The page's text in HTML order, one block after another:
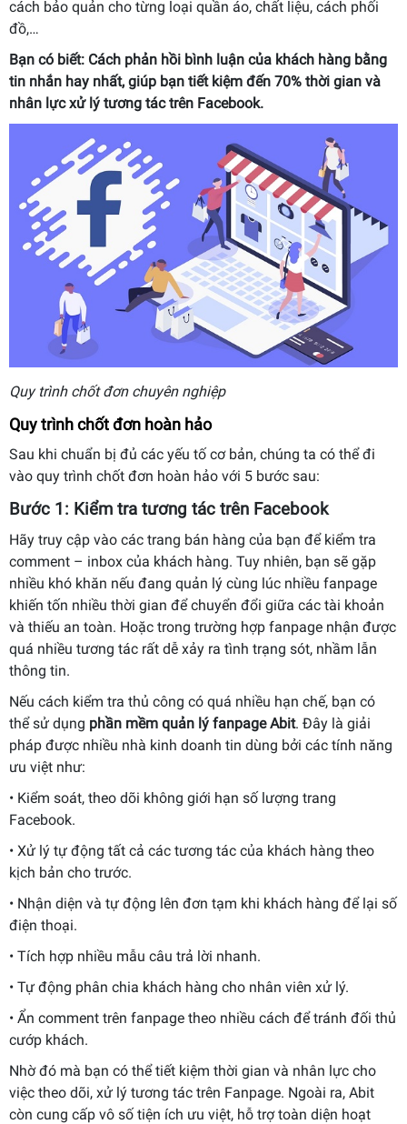
cách bảo quản cho từng loại quần áo, chất liệu, cách phối
đồ,…
Bạn có biết: Cách phản hồi bình luận của khách hàng bằng
tin nhắn hay nhất, giúp bạn tiết kiệm đến 70% thời gian và
nhân lực xử lý tương tác trên Facebook.
Quy trình chốt đơn chuyên nghiệp
Quy trình chốt đơn hoàn hảo
Sau khi chuẩn bị đủ các yếu tố cơ bản, chúng ta có thể đi
vào quy trình chốt đơn hoàn hảo với 5 bước sau:
Bước 1: Kiểm tra tương tác trên Facebook
Hãy truy cập vào các trang bán hàng của bạn để kiểm tra
comment – inbox của khách hàng. Tuy nhiên, bạn sẽ gặp
nhiều khó khăn nếu đang quản lý cùng lúc nhiều fanpage
khiến tốn nhiều thời gian để chuyển đổi giữa các tài khoản
và thiếu an toàn. Hoặc trong trường hợp fanpage nhận được
quá nhiều tương tác rất dễ xảy ra tình trạng sót, nhầm lẫn
thông tin.
Nếu cách kiểm tra thủ công có quá nhiều hạn chế, bạn có
thể sử dụng phần mềm quản lý fanpageAbit. Đây là giải
pháp được nhiều nhà kinh doanh tin dùng bởi các tính năng
ưu việt như:
• Kiểm soát, theo dõi không giới hạn số lượng trang
Facebook.
• Xử lý tự động tất cả các tương tác của khách hàng theo
kịch bản cho trước.
• Nhận diện và tự động lên đơn tạm khi khách hàng để lại số
điện thoại.
• Tích hợp nhiều mẫu câu trả lời nhanh.
• Tự động phân chia khách hàng cho nhân viên xử lý.
• Ẩn comment trên fanpage theo nhiều cách để tránh đối thủ
cướp khách.
Nhờ đó mà bạn có thể tiết kiệm thời gian và nhân lực cho
việc theo dõi, xử lý tương tác trên Fanpage. Ngoài ra, Abit
còn cung cấp vô số tiện ích ưu việt, hỗ trợ toàn diện hoạt